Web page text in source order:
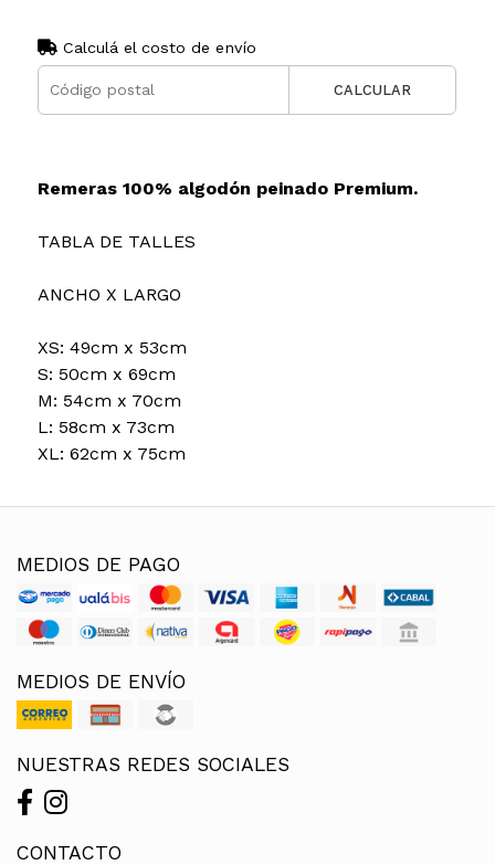
Calculá el costo de envío
CALCULAR
Remeras 100% algodón peinado Premium.
TABLA DE TALLES
ANCHO X LARGO
XS: 49cm x 53cm
S: 50cm x 69cm
M: 54cm x 70cm
L: 58cm x 73cm
XL: 62cm x 75cm
MEDIOS DE PAGO
MEDIOS DE ENVÍO
NUESTRAS REDES SOCIALES
CONTACTO